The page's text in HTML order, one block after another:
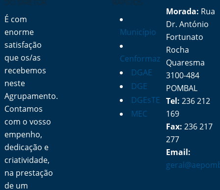
DO DIRETOR
É com
enorme
satisfação
que os/as
recebemos
neste
Agrupamento.
Contamos
com o vosso
empenho,
dedicação e
criatividade,
na prestação
de um
RÁPIDOS
Município
Cenformaz
DGAE
DGE
DGEsTE
MEC
Morada: Rua
Dr. António
Fortunato
Rocha
Quaresma
3100-484
POMBAL
Tel: 236 212
169
Fax: 236 217
277
Email: